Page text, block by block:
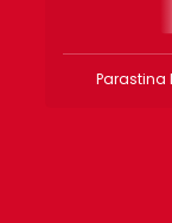
Parastina